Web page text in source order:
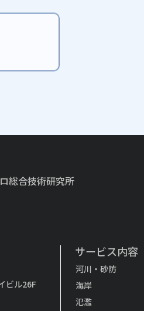
総合技術研究所
ビル26F
サービス内容
河川・砂防
海岸
氾濫